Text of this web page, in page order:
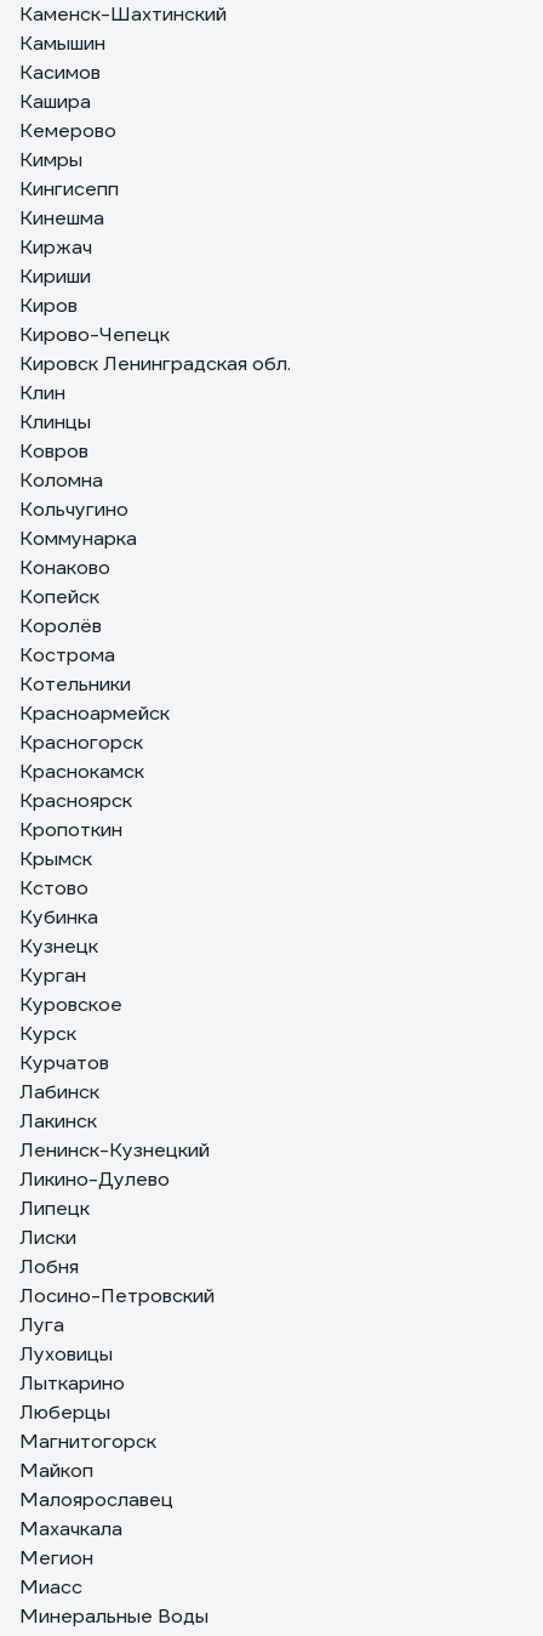
Каменск-Шахтинский
Камышин
Касимов
Кашира
Кемерово
Кимры
Кингисепп
Кинешма
Киржач
Кириши
Киров
Кирово-Чепецк
Кировск Ленинградская обл.
Клин
Клинцы
Ковров
Коломна
Кольчугино
Коммунарка
Конаково
Копейск
Королёв
Кострома
Котельники
Красноармейск
Красногорск
Краснокамск
Красноярск
Кропоткин
Крымск
Кстово
Кубинка
Кузнецк
Курган
Куровское
Курск
Курчатов
Лабинск
Лакинск
Ленинск-Кузнецкий
Ликино-Дулево
Липецк
Лиски
Лобня
Лосино-Петровский
Луга
Луховицы
Лыткарино
Люберцы
Магнитогорск
Майкоп
Малоярославец
Махачкала
Мегион
Миасс
Минеральные Воды